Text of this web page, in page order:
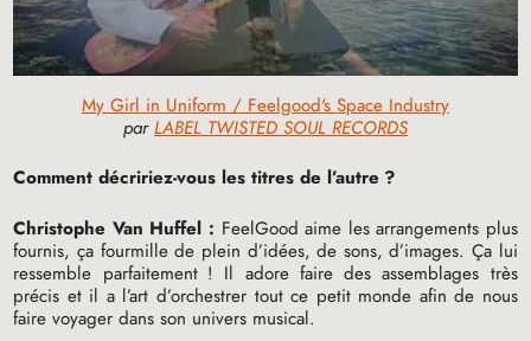
My Girl in Uniform / Feelgood's Space Industry
parLABEL TWISTED SOUL RECORDS
Comment décririez-vous les titres de l’autre ?
Christophe Van Huffel : FeelGood aime les arrangements plus
fournis, ça fourmille de plein d’idées, de sons, d’images. Ça lui
ressemble parfaitement ! Il adore faire des assemblages très
précis et il a l’art d’orchestrer tout ce petit monde afin de nous
faire voyager dans son univers musical.